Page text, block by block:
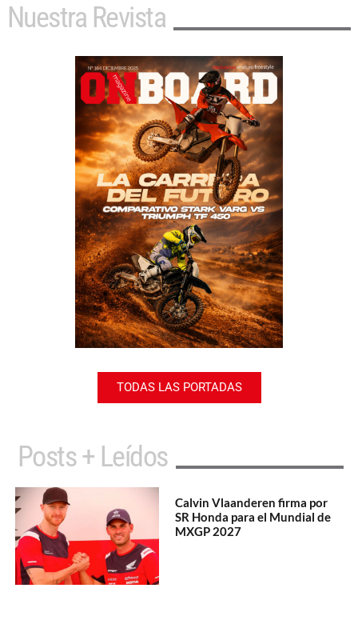
Nuestra Revista
TODAS LAS PORTADAS
Posts + Leídos
Calvin Vlaanderen firma por
SR Honda para el Mundial de
MXGP 2027